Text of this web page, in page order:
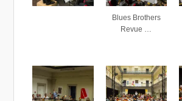
Blues Brothers
Revue …